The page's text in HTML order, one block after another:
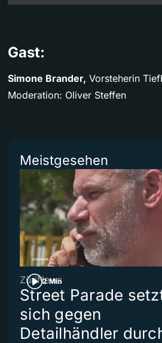
Gast:
Simone Brander, Vorsteherin
Moderation: Oliver Steffen
Meistgesehen
2 Min
ZüriNews
Street Parade
sich gegen
Detailhändler